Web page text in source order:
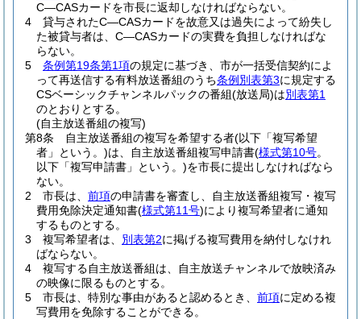
C―CASカードを市長に返却しなければならない。
4
貸与されたC―CASカードを故意又は過失によって紛失し
た被貸与者は、C―CASカードの実費を負担しなければな
らない。
5
条例第19条第1項の規定に基づき、市が一括受信契約によ
って再送信する有料放送番組のうち条例別表第3に規定する
CSベーシックチャンネルパックの番組(放送局)は別表第1
のとおりとする。
(自主放送番組の複写)
第8条
自主放送番組の複写を希望する者(以下「複写希望
者」という。)は、自主放送番組複写申請書(様式第10号。
以下「複写申請書」という。)を市長に提出しなければなら
ない。
2
市長は、 前項の申請書を審査し、自主放送番組複写・複写
費用免除決定通知書(様式第11号)により複写希望者に通知
するものとする。
3
複写希望者は、 別表第2に掲げる複写費用を納付しなけれ
ばならない。
4
複写する自主放送番組は、自主放送チャンネルで放映済み
の映像に限るものとする。
5
市長は、特別な事由があると認めるとき、 前項に定める複
写費用を免除することができる。